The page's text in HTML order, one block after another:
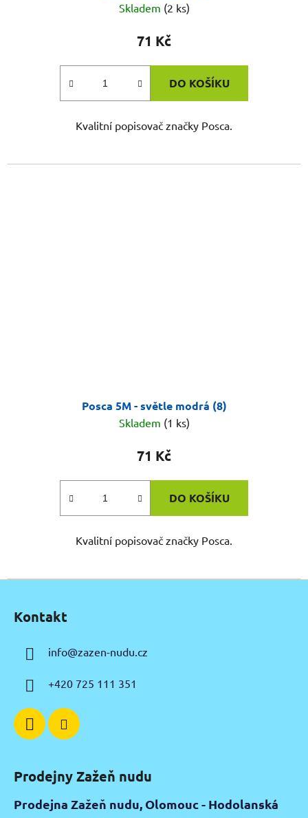
Skladem (2 ks)
71 Kč
DO KOŠÍKU
Kvalitní popisovač značky Posca.
Posca 5M - světle modrá (8)
Skladem (1 ks)
71 Kč
DO KOŠÍKU
Kvalitní popisovač značky Posca.
Kontakt
info@zazen-nudu.cz
+420 725 111 351
Prodejny Zažeň nudu
Prodejna Zažeň nudu, Olomouc - Hodolanská